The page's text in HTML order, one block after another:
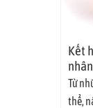
Kết
Từ
thể,